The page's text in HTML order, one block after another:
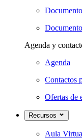
Agenda y
Agenda
Contactos
Ofertas de
Recursos
Aula